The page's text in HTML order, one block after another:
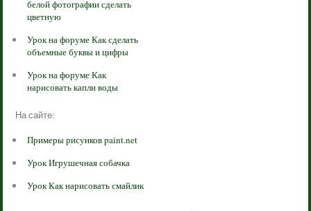
белой фотографии сделать
цветную
Урок на форуме Как сделать
объемные буквы и цифры
Урок на форуме Как
нарисовать капли воды
На сайте:
Примеры рисунков paint.net
Урок Игрушечная собачка
Урок Как нарисовать смайлик